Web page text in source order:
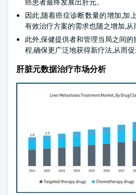
癌患者最终发展出肝元。
因此,随着癌症诊断数量的增加,加
有效治疗方案的需求也随之增加,从
此外,保健提供者和管理当局之间
程,确保更广泛地获得新疗法,从而促
肝脏元数据治疗市场分析